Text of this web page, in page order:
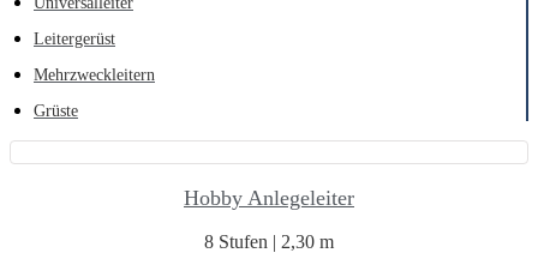
Leitergerüst
Mehrzweckleitern
Grüste
Hobby Anlegeleiter
8 Stufen | 2,30 m